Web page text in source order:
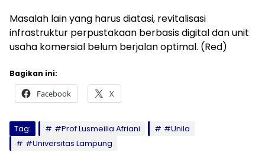
Masalah lain yang harus diatasi, revitalisasi
infrastruktur perpustakaan berbasis digital dan unit
usaha komersial belum berjalan optimal. (Red)
Bagikan ini:
Facebook X
Tag: #Prof Lusmeilia Afriani
#Unila
#Universitas Lampung